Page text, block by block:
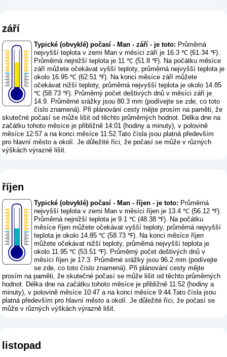
září
Typické (obvyklé) počasí - Man - září - je toto: Průměrná
nejvyšší teplota v zemi Man v měsíci září je 16.3 ℃ (61.34 ℉).
Průměrná nejnižší teplota je 11 ℃ (51.8 ℉). Na počátku měsíce
září můžete očekávat vyšší teploty, průměrná nejvyšší teplota je
okolo 16.95 ℃ (62.51 ℉). Na konci měsíce září můžete
očekávat nižší teploty, průměrná nejvyšší teplota je okolo 14.85
℃ (58.73 ℉). Průměrný počet deštivých dnů v měsíci září je
14.9. Průměrné srážky jsou 80.3 mm (podívejte se zde, co toto
číslo znamená). Při plánování cesty mějte prosím na paměti, že
skutečné počasí se může lišit od těchto průměrných hodnot. Délka dne na
začátku tohoto měsíce je přibližně 14:01 (hodiny a minuty), v polovině
měsíce 12:57 a na konci měsíce 11:52.Tato čísla jsou platná především
pro hlavní město a okolí. Je důležité říci, že počasí se může v různých
výškách výrazně lišit.
říjen
Typické (obvyklé) počasí - Man - říjen - je toto: Průměrná
nejvyšší teplota v zemi Man v měsíci říjen je 13.4 ℃ (56.12 ℉).
Průměrná nejnižší teplota je 9.1 ℃ (48.38 ℉). Na počátku
měsíce říjen můžete očekávat vyšší teploty, průměrná nejvyšší
teplota je okolo 14.85 ℃ (58.73 ℉). Na konci měsíce říjen
můžete očekávat nižší teploty, průměrná nejvyšší teplota je
okolo 11.95 ℃ (53.51 ℉). Průměrný počet deštivých dnů v
měsíci říjen je 17.3. Průměrné srážky jsou 96.2 mm (podívejte
se zde, co toto číslo znamená). Při plánování cesty mějte
prosím na paměti, že skutečné počasí se může lišit od těchto průměrných
hodnot. Délka dne na začátku tohoto měsíce je přibližně 11:52 (hodiny a
minuty), v polovině měsíce 10:47 a na konci měsíce 9:44.Tato čísla jsou
platná především pro hlavní město a okolí. Je důležité říci, že počasí se
může v různých výškách výrazně lišit.
listopad